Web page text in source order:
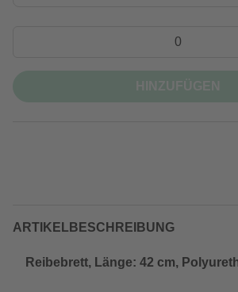
ARTIKELBESCHREIBUNG
Reibebrett, Länge: 42 cm,